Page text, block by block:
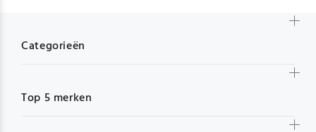
Categorieën
Top 5 merken